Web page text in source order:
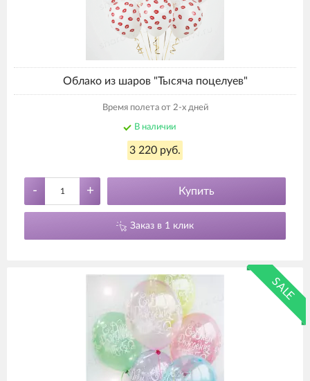
Облако из шаров "Тысяча поцелуев"
Время полета от 2-х дней
В наличии
3 220 руб.
- + Купить
Заказ в 1 клик
SALE